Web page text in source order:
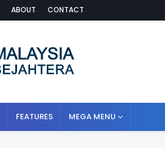
ABOUT CONTACT
FEATURES MEGA MENU